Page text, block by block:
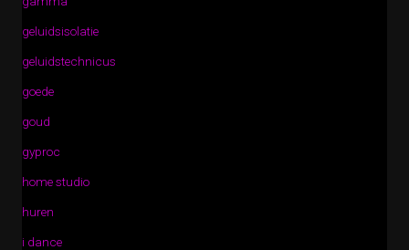
geluidsisolatie
geluidstechnicus
goede
goud
gyproc
home studio
huren
i dance